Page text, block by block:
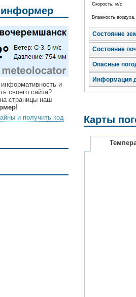
и
своего сайта?
страницы наш
и получить код
Скорость, м/с
Влажность
Состояние
Состояние
Опасные
Информация
Карты